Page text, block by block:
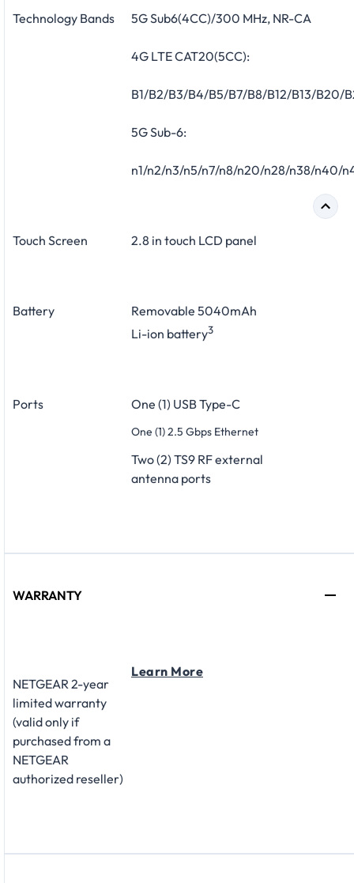
Technology Bands 5G Sub6(4CC)/300 MHz, NR-CA
4G LTE CAT20(5CC):
B1/B2/B3/B4/B5/B7/B8/B12/B13/
5G Sub-6:
n1/n2/n3/n5/n7/n8/n20/n28/n38/n40/
Touch Screen 2.8 in touch LCD panel
Battery
Removable 5040mAh
Li-ion battery3
Ports One (1) USB Type-C
One (1) 2.5 Gbps Ethernet
Two (2) TS9 RF external
antenna ports
WARRANTY
NETGEAR 2-year
limited warranty
(valid only if
purchased from a
NETGEAR
authorized reseller)
Learn More